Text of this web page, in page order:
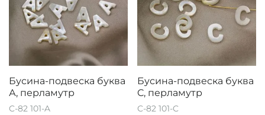
Бусина-подвеска буква
А, перламутр
C-82 101-A
Бусина-подвеска буква
C, перламутр
C-82 101-C